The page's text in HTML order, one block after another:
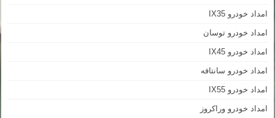
امداد خودرو IX35
امداد خودرو توسان
امداد خودرو IX45
امداد خودرو سانتافه
امداد خودرو IX55
امداد خودرو وراکروز